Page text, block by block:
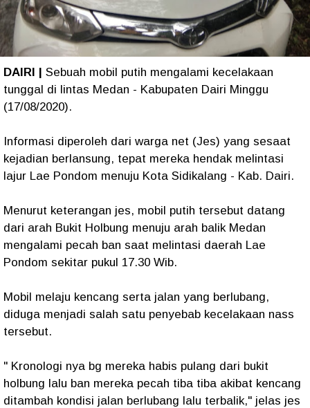
DAIRI | Sebuah mobil putih mengalami kecelakaan
tunggal di lintas Medan - Kabupaten Dairi Minggu
(17/08/2020).
Informasi diperoleh dari warga net (Jes) yang sesaat
kejadian berlansung, tepat mereka hendak melintasi
lajur Lae Pondom menuju Kota Sidikalang - Kab. Dairi.
Menurut keterangan jes, mobil putih tersebut datang
dari arah Bukit Holbung menuju arah balik Medan
mengalami pecah ban saat melintasi daerah Lae
Pondom sekitar pukul 17.30 Wib.
Mobil melaju kencang serta jalan yang berlubang,
diduga menjadi salah satu penyebab kecelakaan nass
tersebut.
" Kronologi nya bg mereka habis pulang dari bukit
holbung lalu ban mereka pecah tiba tiba akibat kencang
ditambah kondisi jalan berlubang lalu terbalik," jelas jes